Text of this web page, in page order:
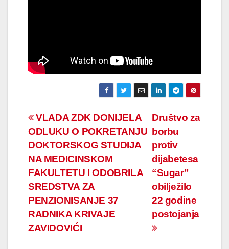
Navigacija
članaka
Društvo za
borbu
protiv
dijabetesa
“Sugar”
obilježilo
22 godine
postojanja
VLADA ZDK DONIJELA
ODLUKU O POKRETANJU
DOKTORSKOG STUDIJA
NA MEDICINSKOM
FAKULTETU I ODOBRILA
SREDSTVA ZA
PENZIONISANJE 37
RADNIKA KRIVAJE
ZAVIDOVIĆI